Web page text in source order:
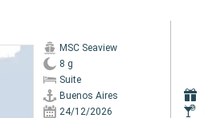
MSC Seaview
8 g
Suite
Buenos Aires
24/12/2026